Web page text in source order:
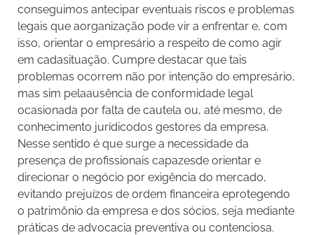
conseguimos antecipar eventuais riscos e problemas
legais que aorganização pode vir a enfrentar e, com
isso, orientar o empresário a respeito de como agir
em cadasituação. Cumpre destacar que tais
problemas ocorrem não por intenção do empresário,
mas sim pelaausência de conformidade legal
ocasionada por falta de cautela ou, até mesmo, de
conhecimento jurídicodos gestores da empresa.
Nesse sentido é que surge a necessidade da
presença de profissionais capazesde orientar e
direcionar o negócio por exigência do mercado,
evitando prejuízos de ordem financeira eprotegendo
o patrimônio da empresa e dos sócios, seja mediante
práticas de advocacia preventiva ou contenciosa.